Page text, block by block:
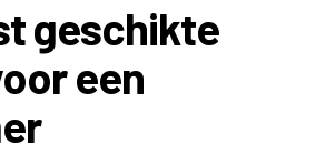
geschikte
een